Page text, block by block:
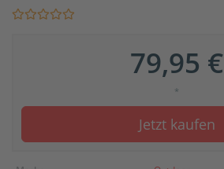
79,95 €
*
Jetzt kaufen